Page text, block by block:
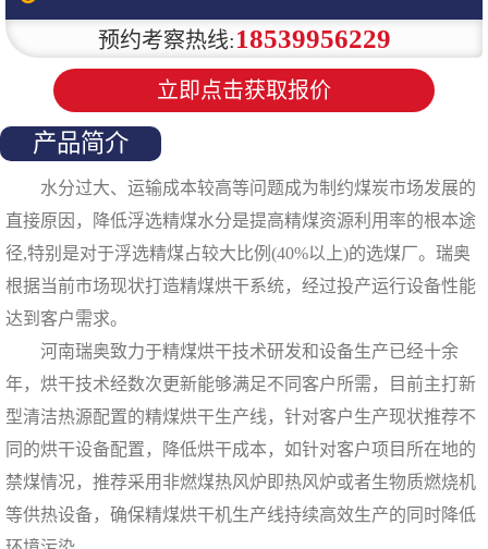
预约考察热线:18539956229
立即点击获取报价
产品简介
水分过大、运输成本较高等问题成为制约煤炭市场发展的
直接原因，降低浮选精煤水分是提高精煤资源利用率的根本途
径,特别是对于浮选精煤占较大比例(40%以上)的选煤厂。瑞奥
根据当前市场现状打造精煤烘干系统，经过投产运行设备性能
达到客户需求。
河南瑞奥致力于精煤烘干技术研发和设备生产已经十余
年，烘干技术经数次更新能够满足不同客户所需，目前主打新
型清洁热源配置的精煤烘干生产线，针对客户生产现状推荐不
同的烘干设备配置，降低烘干成本，如针对客户项目所在地的
禁煤情况，推荐采用非燃煤热风炉即热风炉或者生物质燃烧机
等供热设备，确保精煤烘干机生产线持续高效生产的同时降低